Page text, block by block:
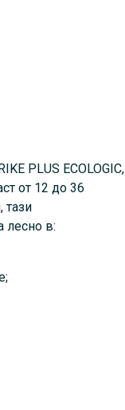
PLUS ECOLOGIC,
от 12 до 36
тази
лесно в: